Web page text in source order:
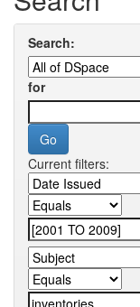
Search:
for
Current filters: